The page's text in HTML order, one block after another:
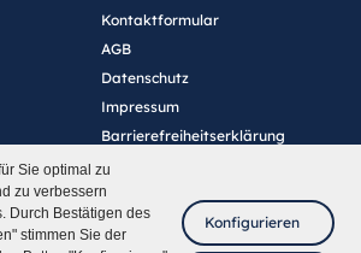
Sie optimal zu
zu verbessern
Durch Bestätigen des
stimmen Sie der
Konfigurieren
Kontaktformular
AGB
Datenschutz
Impressum
Barrierefreiheitserklärung
Cookie-Einstellungen